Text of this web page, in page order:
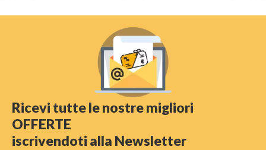
Ricevi tutte le nostre migliori
OFFERTE
iscrivendoti alla Newsletter